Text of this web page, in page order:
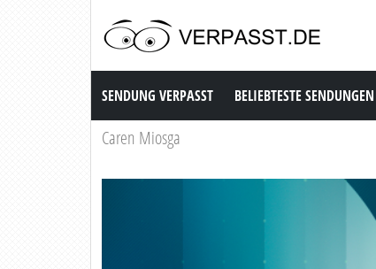
Sendung Verpasst
SENDUNG VERPASST BELIEBTESTE SENDUNGEN
Caren Miosga